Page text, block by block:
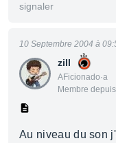
signaler
zill
AFicionado·a
Membre
10 Septembre 2004 à
Au niveau du son